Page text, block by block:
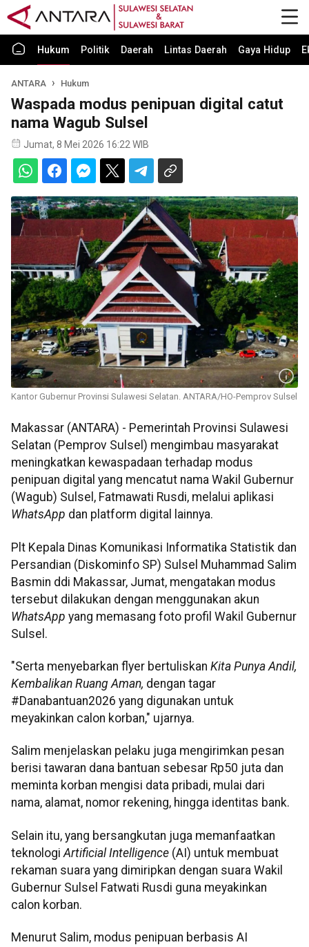
Hukum Politik Daerah Lintas Daerah Gaya Hidup
ANTARA Hukum
Waspada modus penipuan digital catut
nama Wagub Sulsel
Jumat, 8 Mei 2026 16:22 WIB
Kantor Gubernur Provinsi Sulawesi Selatan. ANTARA/HO-Pemprov Sulsel
Makassar (ANTARA) - Pemerintah Provinsi Sulawesi
Selatan (Pemprov Sulsel) mengimbau masyarakat
meningkatkan kewaspadaan terhadap modus
penipuan digital yang mencatut nama Wakil Gubernur
(Wagub) Sulsel, Fatmawati Rusdi, melalui aplikasi
WhatsApp dan platform digital lainnya.
Plt Kepala Dinas Komunikasi Informatika Statistik dan
Persandian (Diskominfo SP) Sulsel Muhammad Salim
Basmin ddi Makassar, Jumat, mengatakan modus
tersebut dilakukan dengan menggunakan akun
WhatsApp yang memasang foto profil Wakil Gubernur
Sulsel.
"Serta menyebarkan flyer bertuliskan Kita Punya Andil,
Kembalikan Ruang Aman, dengan tagar
#Danabantuan2026 yang digunakan untuk
meyakinkan calon korban," ujarnya.
Salim menjelaskan pelaku juga mengirimkan pesan
berisi tawaran dana bantuan sebesar Rp50 juta dan
meminta korban mengisi data pribadi, mulai dari
nama, alamat, nomor rekening, hingga identitas bank.
Selain itu, yang bersangkutan juga memanfaatkan
teknologi Artificial Intelligence (AI) untuk membuat
rekaman suara yang dimiripkan dengan suara Wakil
Gubernur Sulsel Fatwati Rusdi guna meyakinkan
calon korban.
Menurut Salim, modus penipuan berbasis AI